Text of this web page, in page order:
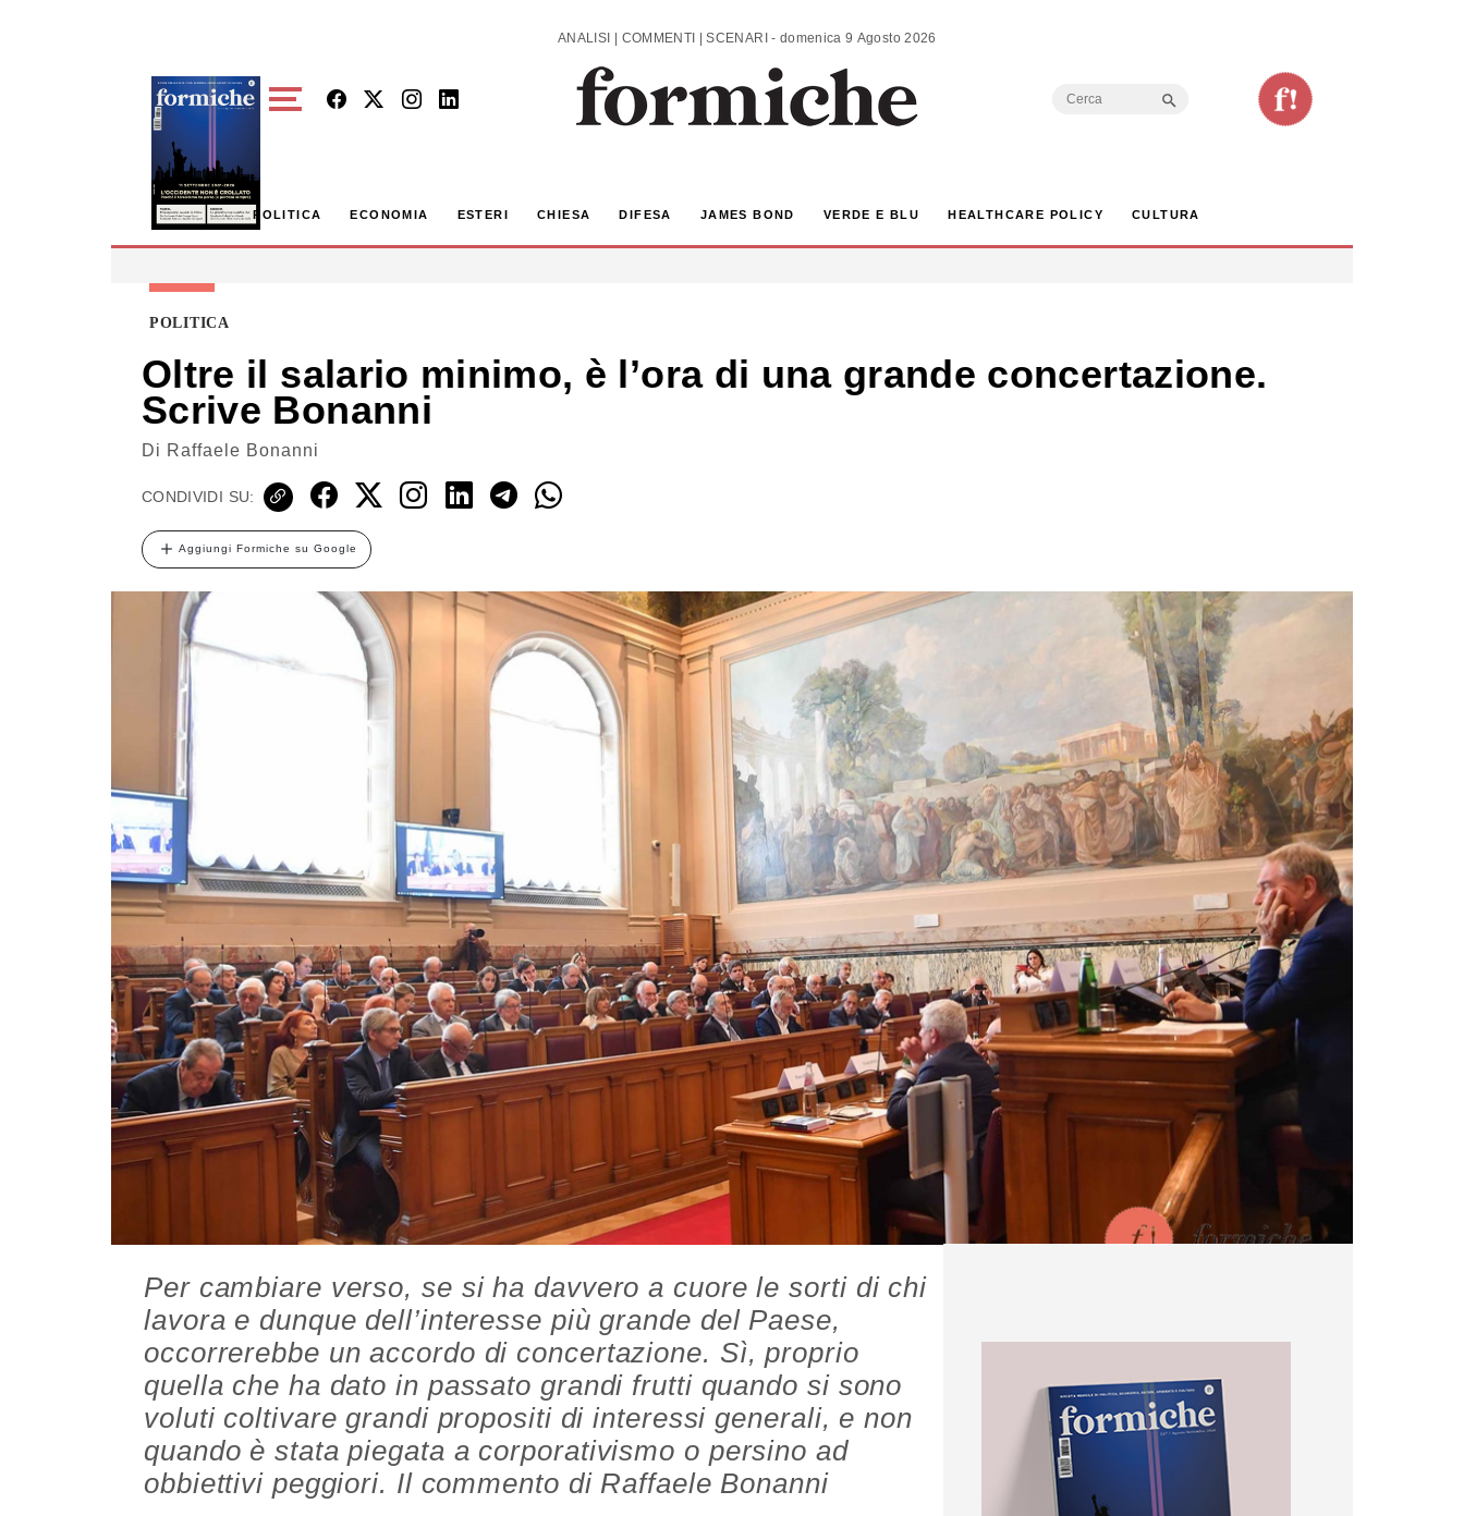
ANALISI | COMMENTI | SCENARI - domenica 9 Agosto 2026
Search
POLITICA ECONOMIA ESTERI CHIESA DIFESA JAMES BOND VERDE E BLU HEALTHCARE POLICY CULTURA
POLITICA
Oltre il salario minimo, è l’ora di una grande concertazione.
Scrive Bonanni
Di Raffaele Bonanni
CONDIVIDI SU:
Aggiungi Formiche su Google
Per cambiare verso, se si ha davvero a cuore le sorti di chi
lavora e dunque dell’interesse più grande del Paese,
occorrerebbe un accordo di concertazione. Sì, proprio
quella che ha dato in passato grandi frutti quando si sono
voluti coltivare grandi propositi di interessi generali, e non
quando è stata piegata a corporativismo o persino ad
obbiettivi peggiori. Il commento di Raffaele Bonanni